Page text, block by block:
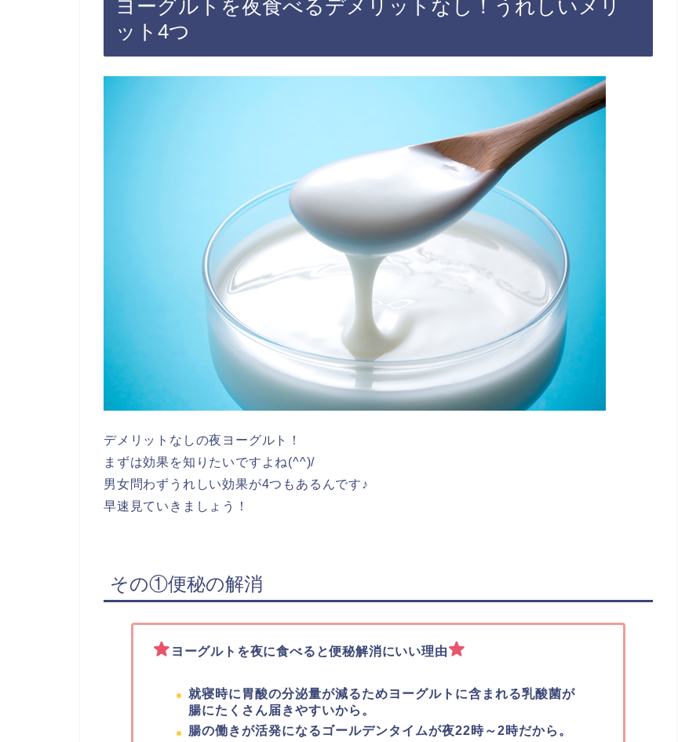
ヨーグルトを夜食べるデメリットなし！うれしいメリ
ット4つ
デメリットなしの夜ヨーグルト！
まずは効果を知りたいですよね(^^)/
男女問わずうれしい効果が4つもあるんです♪
早速見ていきましょう！
その①便秘の解消
ヨーグルトを夜に食べると便秘解消にいい理由
就寝時に胃酸の分泌量が減るためヨーグルトに含まれる乳酸菌が
腸にたくさん届きやすいから。
腸の働きが活発になるゴールデンタイムが夜22時～2時だから。